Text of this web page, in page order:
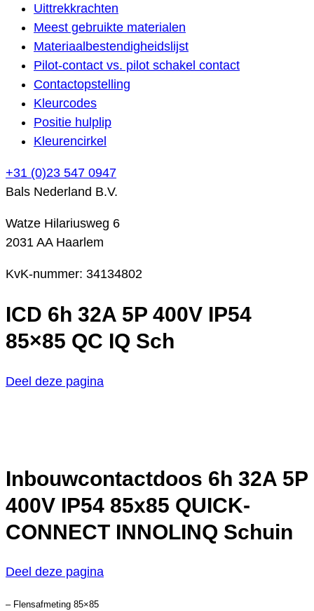
Uittrekkrachten
Meest gebruikte materialen
Materiaalbestendigheidslijst
Pilot-contact vs. pilot schakel contact
Contactopstelling
Kleurcodes
Positie hulplip
Kleurencirkel
+31 (0)23 547 0947
Bals Nederland B.V.
Watze Hilariusweg 6
2031 AA Haarlem
KvK-nummer: 34134802
ICD 6h 32A 5P 400V IP54
85×85 QC IQ Sch
Deel deze pagina
Inbouwcontactdoos 6h 32A 5P
400V IP54 85x85 QUICK-
CONNECT INNOLINQ Schuin
Deel deze pagina
– Flensafmeting 85×85